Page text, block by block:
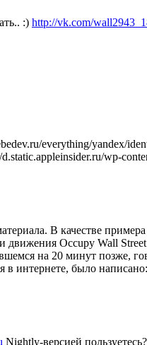
:) http://vk.com/
everything/yandex/
wp-
В качестве
Occupy Wall
на 20 минут позже,
в интернете, было
Nightly-версией